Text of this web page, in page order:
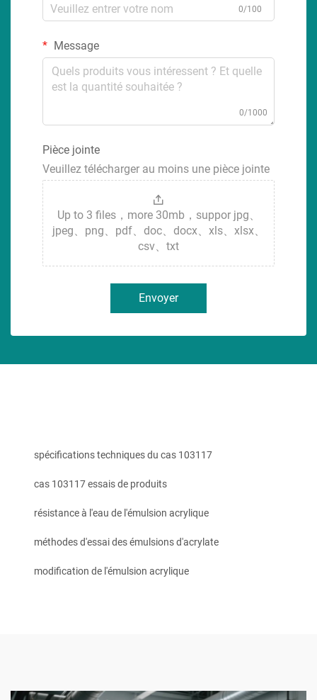
0/100
Message
0/1000
Pièce jointe
Veuillez télécharger au moins une pièce jointe
Up to 3 files，more 30mb，suppor jpg、
jpeg、png、pdf、doc、docx、xls、xlsx、
csv、txt
Envoyer
spécifications techniques du cas 103117
cas 103117 essais de produits
résistance à l'eau de l'émulsion acrylique
méthodes d'essai des émulsions d'acrylate
modification de l'émulsion acrylique